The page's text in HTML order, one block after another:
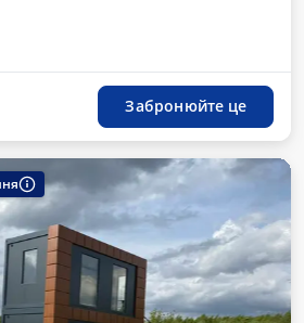
Забронюйте це